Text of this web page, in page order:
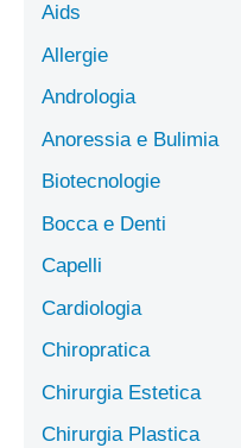
Aids
Allergie
Andrologia
Anoressia e Bulimia
Biotecnologie
Bocca e Denti
Capelli
Cardiologia
Chiropratica
Chirurgia Estetica
Chirurgia Plastica